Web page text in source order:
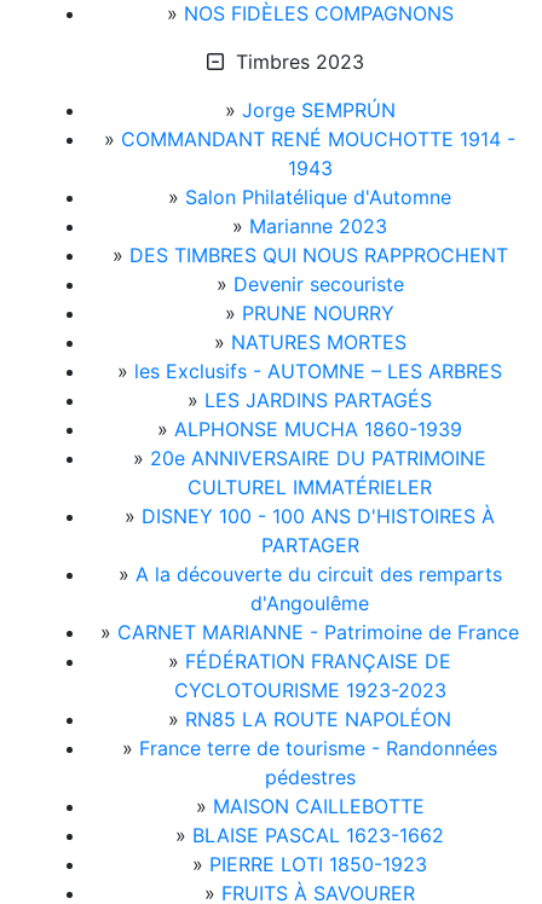
» NOS FIDÈLES COMPAGNONS
Timbres 2023
» Jorge SEMPRÚN
» COMMANDANT RENÉ MOUCHOTTE 1914 -
1943
» Salon Philatélique d'Automne
» Marianne 2023
» DES TIMBRES QUI NOUS RAPPROCHENT
» Devenir secouriste
» PRUNE NOURRY
» NATURES MORTES
» les Exclusifs - AUTOMNE – LES ARBRES
» LES JARDINS PARTAGÉS
» ALPHONSE MUCHA 1860-1939
» 20e ANNIVERSAIRE DU PATRIMOINE
CULTUREL IMMATÉRIELER
» DISNEY 100 - 100 ANS D'HISTOIRES À
PARTAGER
» A la découverte du circuit des remparts
d'Angoulême
» CARNET MARIANNE - Patrimoine de France
» FÉDÉRATION FRANÇAISE DE
CYCLOTOURISME 1923-2023
» RN85 LA ROUTE NAPOLÉON
» France terre de tourisme - Randonnées
pédestres
» MAISON CAILLEBOTTE
» BLAISE PASCAL 1623-1662
» PIERRE LOTI 1850-1923
» FRUITS À SAVOURER